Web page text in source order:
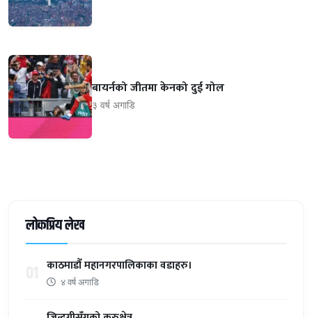
बायर्नको जीतमा केनको दुई गोल
३ वर्ष अगाडि
लोकप्रिय लेख
काठमाडौँ महानगरपालिकाका वडाहरु।
४ वर्ष अगाडि